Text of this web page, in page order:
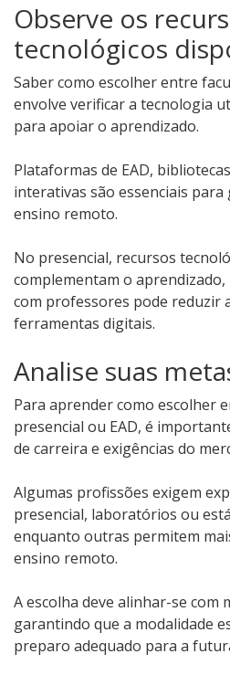
Observe os
tecnológicos
Saber como escolher entre
envolve verificar a tecnologia
para apoiar o aprendizado.
Plataformas de EAD,
interativas são essenciais
ensino remoto.
No presencial, recursos
complementam o
com professores pode reduzir
ferramentas digitais.
Analise suas
Para aprender como escolher
presencial ou EAD, é
de carreira e exigências do
Algumas profissões exigem
presencial, laboratórios ou
enquanto outras permitem
ensino remoto.
A escolha deve alinhar-se com
garantindo que a modalidade
preparo adequado para a